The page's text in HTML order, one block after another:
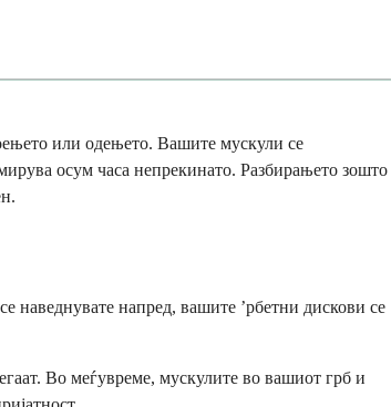
или одењето. Вашите мускули се
осум часа непрекинато. Разбирањето зошто
наведнувате напред, вашите ’рбетни дискови се
Во меѓувреме, мускулите во вашиот грб и